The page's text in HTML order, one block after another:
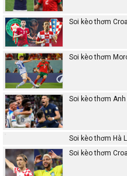
Soi kèo thơm
Soi kèo thơm
Soi kèo thơm
Soi kèo thơm Hà
Soi kèo thơm